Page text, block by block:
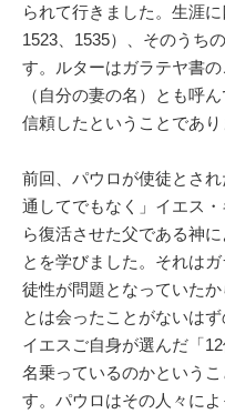
られて行きました。生涯に
1523、1535）、そのうち
す。ルターはガラテヤ書
（自分の妻の名）とも呼
信頼したということであり
前回、パウロが使徒とさ
通してでもなく」イエス
ら復活させた父である神
とを学びました。それは
徒性が問題となっていた
とは会ったことがないは
イエスご自身が選んだ「
名乗っているのかという
す。パウロはその人々に